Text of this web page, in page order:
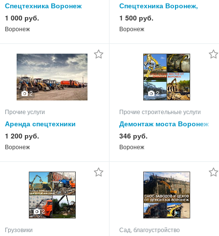
Спецтехника Воронеж
автовышка, арендовать
автовышку в городе
Воронеже
1 000 руб.
Воронеж
Спецтехника Воронеж,
арендовать
контейнеровоз в городе
Воронеже
1 500 руб.
Воронеж
2
Прочие услуги
Аренда спецтехники
Воронеж, спецтехника в
Воронеже
1 200 руб.
Воронеж
2
Прочие строительные услуги
Демонтаж моста Воронеж
и Снос мостов в
Воронежской области
346 руб.
Воронеж
2
Грузовики Сад, благоустройство